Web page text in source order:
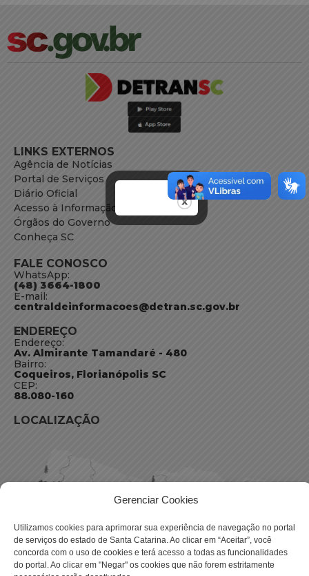
Gerenciar Cookies
Utilizamos cookies para aprimorar sua experiência de navegação no portal
de serviços do estado de Santa Catarina. Ao clicar em “Aceitar”, você
concorda com o uso de cookies e terá acesso a todas as funcionalidades
do portal. Ao clicar em "Negar" os cookies que não forem estritamente
LINKS EXTERNOS
Agência de Notícias
Portal de Serviços
Diário Oficial
Acesso à Informação
Órgãos do Governo
Conheça SC
FALE CONOSCO
WhatsApp:
(48) 3664-1800
E-mail:
centraldeinformacoes@detran.sc.gov.br
ENDEREÇO
Endereço:
Av. Almirante Tamandaré - 480
Bairro:
Coqueiros, Florianópolis SC
CEP:
88.080-160
LOCALIZAÇÃO